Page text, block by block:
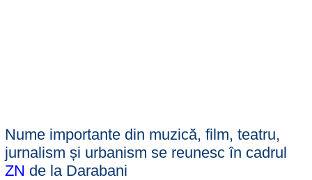
Nume importante din muzică, film, teatru,
jurnalism și urbanism se reunesc în cadrul
ZN de la Darabani